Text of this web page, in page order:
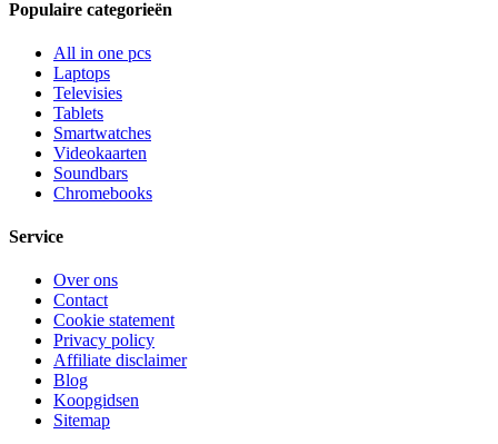
Populaire categorieën
All in one pcs
Laptops
Televisies
Tablets
Smartwatches
Videokaarten
Soundbars
Chromebooks
Service
Over ons
Contact
Cookie statement
Privacy policy
Affiliate disclaimer
Blog
Koopgidsen
Sitemap